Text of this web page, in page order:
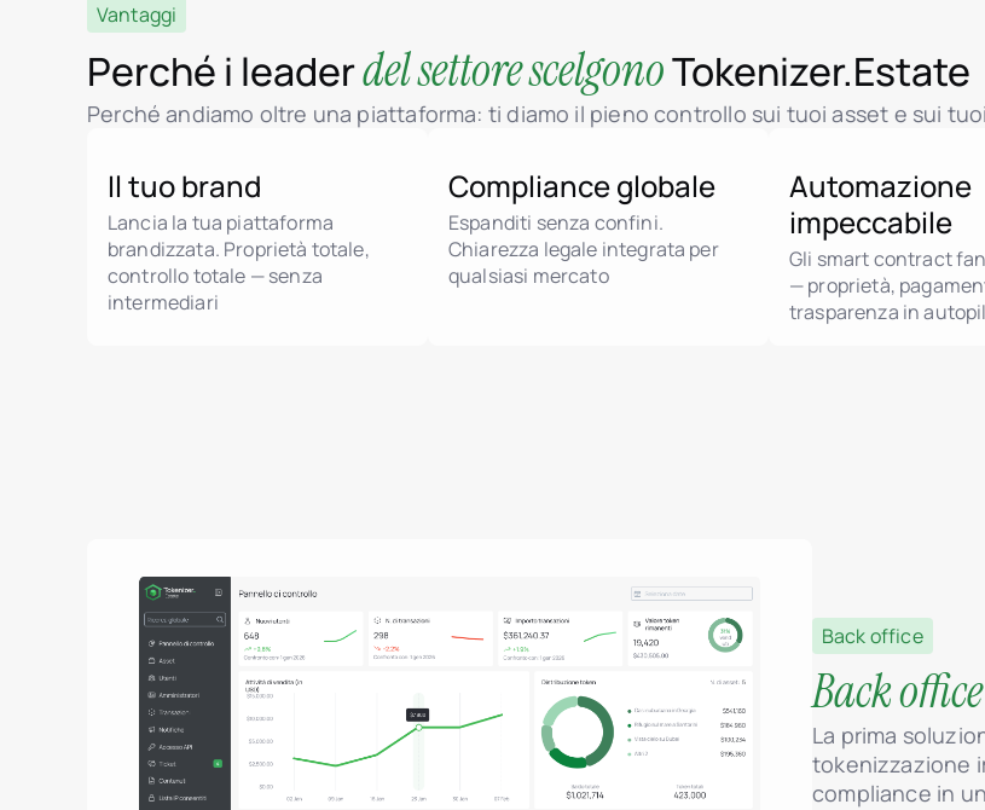
Vantaggi
Perché i leaderdel settore scelgonoTokenizer.Estate
Perché andiamo oltre una piattaforma: ti diamo il pieno controllo sui tuoi asset e sui
Il tuo brand
Lancia la tua piattaforma
brandizzata. Proprietà totale,
controllo totale — senza
intermediari
Compliance globale
Espanditi senza confini.
Chiarezza legale integrata per
qualsiasi mercato
Automazione
impeccabile
Gli smart contract
— proprietà,
trasparenza in
Back office
Back office
La prima
tokenizzazione
compliance in